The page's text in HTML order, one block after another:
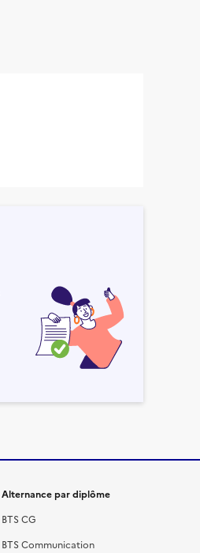
Alternance par diplôme
BTS CG
BTS Communication